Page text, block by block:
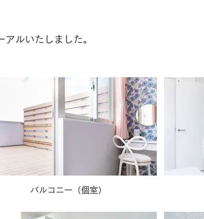
ルいたしました。
バルコニー（個室）